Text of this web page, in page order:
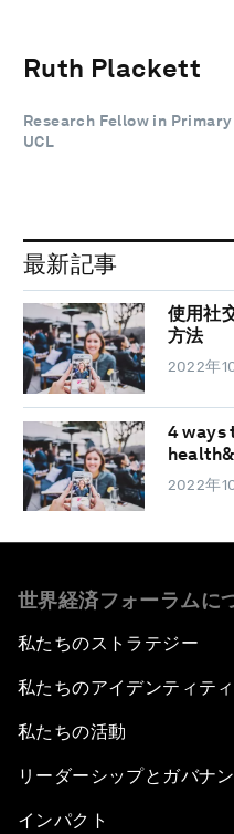
Ruth Plackett
Research Fellow in
UCL
最新記事
使用社
方法
2022年
4 ways
2022年
世界経済フォーラムに
私たちのストラテジー
私たちのアイデンティティ
私たちの活動
リーダーシップとガバナ
インパクト